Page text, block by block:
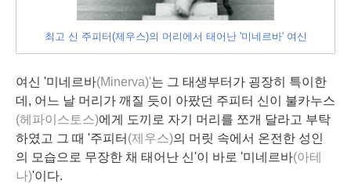
최고 신 주피터(제우스)의 머리에서 태어난 '미네르바' 여신
여신 '미네르바(Minerva)'는 그 태생부터가 굉장히 특이한
데, 어느 날 머리가 깨질 듯이 아팠던 주피터 신이 불카누스
(헤파이스토스)에게 도끼로 자기 머리를 쪼개 달라고 부탁
하였고 그 때 '주피터 (제우스)의 머릿 속에서 온전한 성인
의 모습으로 무장한 채 태어난 신'이 바로 '미네르바(아테
나)'이다.